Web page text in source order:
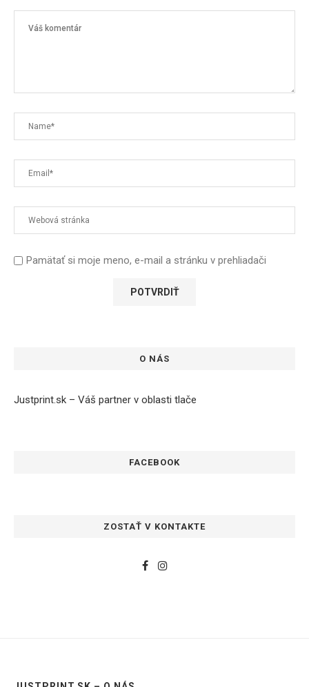
Pamätať si moje meno, e-mail a stránku v prehliadači
O NÁS
Justprint.sk – Váš partner v oblasti tlače
FACEBOOK
ZOSTAŤ V KONTAKTE